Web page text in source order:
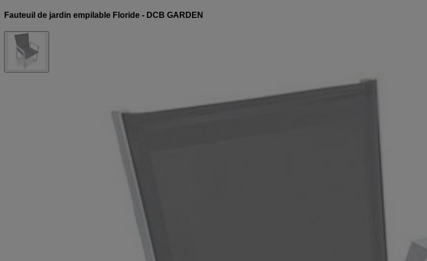
Fauteuil de jardin empilable Floride - DCB GARDEN